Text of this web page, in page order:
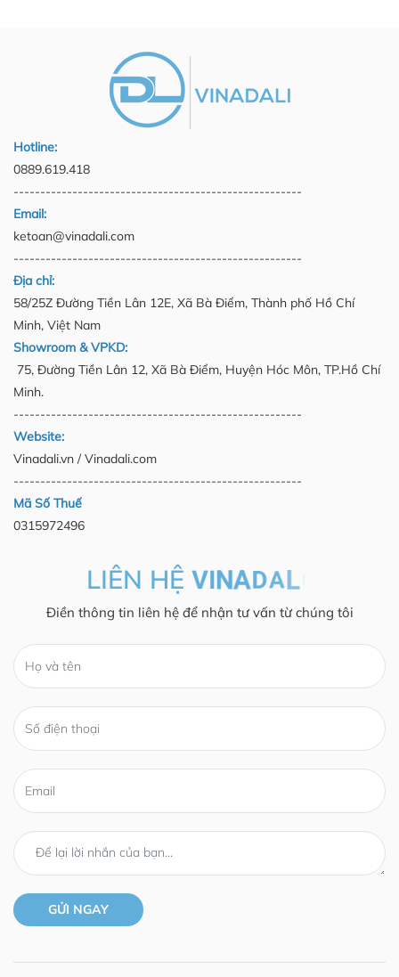
Hotline:
0889.619.418
------------------------------------------------------
Email:
ketoan@vinadali.com
------------------------------------------------------
Địa chỉ:
58/25Z Đường Tiền Lân 12E, Xã Bà Điểm, Thành phố Hồ Chí
Minh, Việt Nam
Showroom & VPKD:
75, Đường Tiền Lân 12, Xã Bà Điểm, Huyện Hóc Môn, TP.Hồ Chí
Minh.
------------------------------------------------------
Website:
Vinadali.vn / Vinadali.com
------------------------------------------------------
Mã Số Thuế
0315972496
LIÊN HỆ
Điền thông tin liên hệ để nhận tư vấn từ chúng tôi